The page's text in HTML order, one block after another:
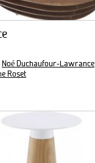
Noé Duchaufour-Lawrance
Roset